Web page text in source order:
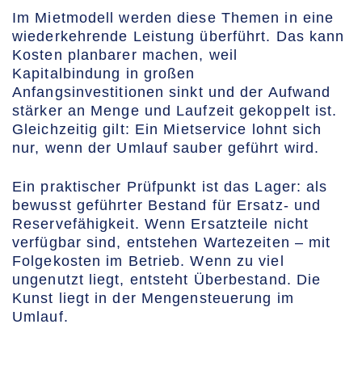
Im Mietmodell werden diese Themen in eine
wiederkehrende Leistung überführt. Das kann
Kosten planbarer machen, weil
Kapitalbindung in großen
Anfangsinvestitionen sinkt und der Aufwand
stärker an Menge und Laufzeit gekoppelt ist.
Gleichzeitig gilt: Ein Mietservice lohnt sich
nur, wenn der Umlauf sauber geführt wird.
Ein praktischer Prüfpunkt ist das Lager: als
bewusst geführter Bestand für Ersatz- und
Reservefähigkeit. Wenn Ersatzteile nicht
verfügbar sind, entstehen Wartezeiten – mit
Folgekosten im Betrieb. Wenn zu viel
ungenutzt liegt, entsteht Überbestand. Die
Kunst liegt in der Mengensteuerung im
Umlauf.